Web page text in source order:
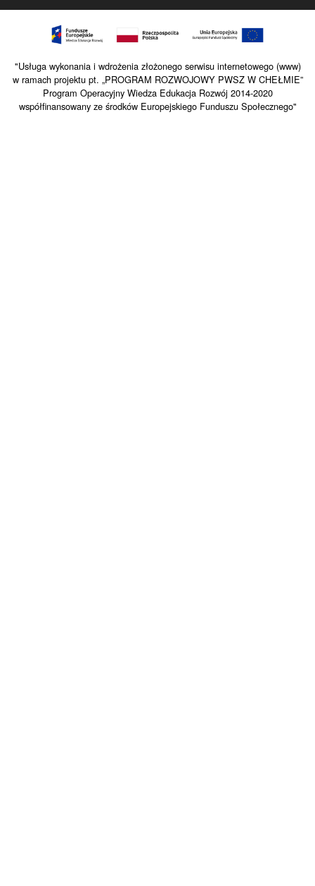
"Usługa wykonania i wdrożenia złożonego serwisu internetowego (www)
w ramach projektu pt. „PROGRAM ROZWOJOWY PWSZ W CHEŁMIE”
Program Operacyjny Wiedza Edukacja Rozwój 2014-2020
współfinansowany ze środków Europejskiego Funduszu Społecznego"